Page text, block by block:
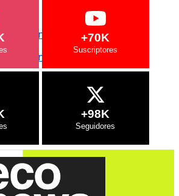
regenerativa
regenerativa
+70K
+98K